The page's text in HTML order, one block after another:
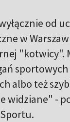
od
w
"kotwicy".
sportowych
albo też
widziane" -